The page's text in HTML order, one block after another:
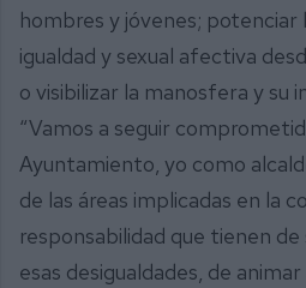
hombres y jóvenes; potenciar
igualdad y sexual afectiva
o visibilizar la manosfera y su
“Vamos a seguir
Ayuntamiento, yo como
de las áreas implicadas en la
responsabilidad que tienen de
esas desigualdades, de